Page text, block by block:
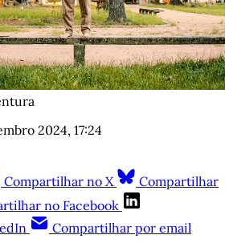
2024, 17:24
Compartilhar no X
Compartilhar
no Facebook
Compartilhar por email